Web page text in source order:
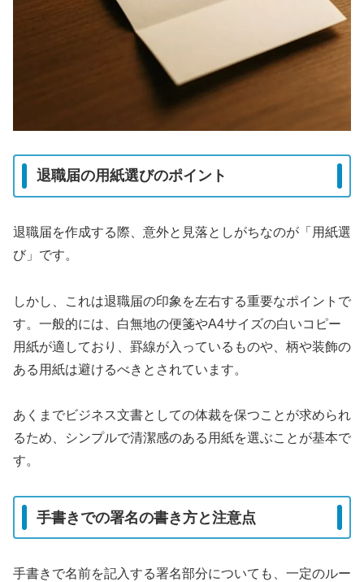
退職届の用紙選びのポイント
退職届を作成する際、意外と見落としがちなのが「用紙選
び」です。
しかし、これは退職届の印象を左右する重要なポイントで
す。一般的には、白無地の便箋やA4サイズの白いコピー
用紙が適しており、罫線が入っているものや、柄や装飾の
ある用紙は避けるべきとされています。
あくまでビジネス文書としての体裁を保つことが求められ
るため、シンプルで清潔感のある用紙を選ぶことが基本で
す。
手書きでの署名の書き方と注意点
手書きで名前を記入する署名部分についても、一定のルー